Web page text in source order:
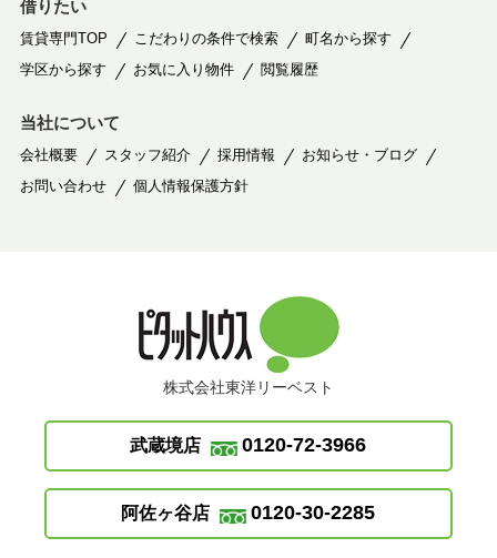
借りたい
賃貸専門TOP こだわりの条件で検索
町名から探す
学区から探す
お気に入り物件 閲覧履歴
当社について
会社概要 スタッフ紹介 採用情報
お知らせ・ブログ
お問い合わせ
個人情報保護方針
株式会社東洋リーベスト
武蔵境店 0120-72-3966
阿佐ヶ谷店 0120-30-2285